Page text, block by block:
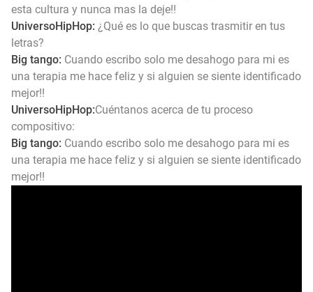
esta cultura y nunca mas la deje!!
UniversoHipHop: ¿Qué es lo que buscas trasmitir en tus
letras?
Big tango: Cuando escribo solo me desahogo para mi es
una terapia me hace feliz y si alguien se siente identificado
mejor!!
UniversoHipHop:Cuéntanos acerca de tu proceso
compositivo:
Big tango: Cuando escribo solo me desahogo para mi es
una terapia me hace feliz y si alguien se siente identificado
mejor!!